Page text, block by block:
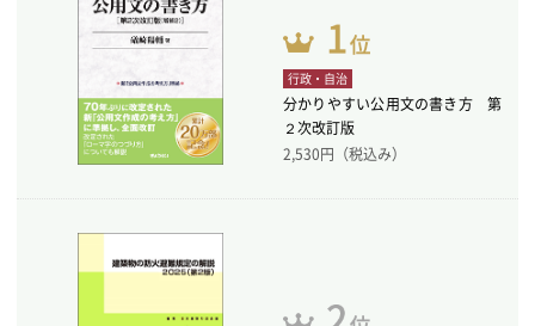
行政・自治
分かりやすい公用文の書き方 第
２次改訂版
2,530円（税込み）